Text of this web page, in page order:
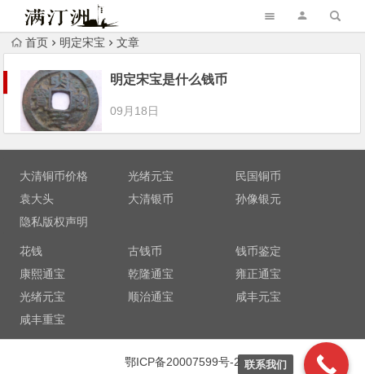
首页 明定宋宝 文章
明定宋宝是什么钱币
09月18日
大清铜币价格 光绪元宝
民国铜币
袁大头
大清银币
孙像银元
隐私版权声明
花钱 古钱币
钱币鉴定
康熙通宝
乾隆通宝
雍正通宝
光绪元宝
顺治通宝
咸丰元宝
咸丰重宝
鄂ICP备20007599号-2 联系我们